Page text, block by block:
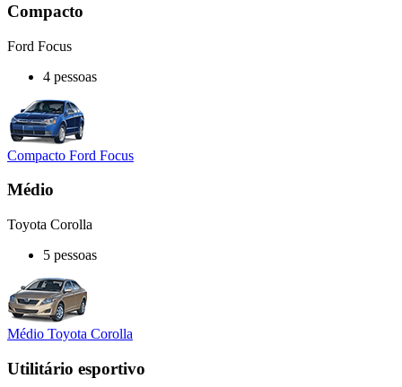
Compacto
Ford Focus
4 pessoas
Compacto Ford Focus
Médio
Toyota Corolla
5 pessoas
Médio Toyota Corolla
Utilitário esportivo